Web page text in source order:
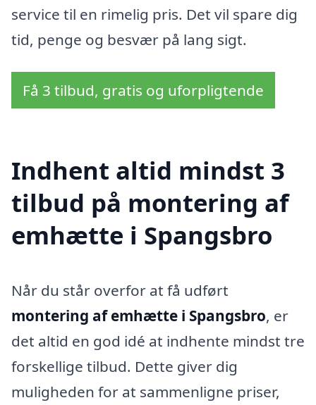
service til en rimelig pris. Det vil spare dig
tid, penge og besvær på lang sigt.
Få 3 tilbud, gratis og uforpligtende
Indhent altid mindst 3
tilbud på montering af
emhætte i Spangsbro
Når du står overfor at få udført
montering af emhætte i Spangsbro, er
det altid en god idé at indhente mindst tre
forskellige tilbud. Dette giver dig
muligheden for at sammenligne priser,